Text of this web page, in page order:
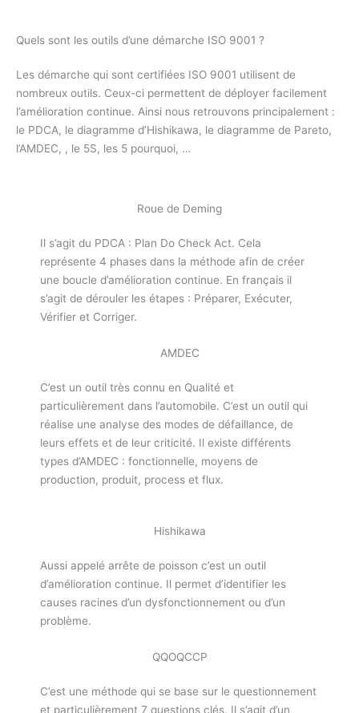
Quels sont les outils d’une démarche ISO 9001 ?
Les démarche qui sont certifiées ISO 9001 utilisent de
nombreux outils. Ceux-ci permettent de déployer facilement
l’amélioration continue. Ainsi nous retrouvons principalement :
le PDCA, le diagramme d’Hishikawa, le diagramme de Pareto,
l’AMDEC, , le 5S, les 5 pourquoi, …
Roue de Deming
Il s’agit du PDCA : Plan Do Check Act. Cela
représente 4 phases dans la méthode afin de créer
une boucle d’amélioration continue. En français il
s’agit de dérouler les étapes : Préparer, Exécuter,
Vérifier et Corriger.
AMDEC
C’est un outil très connu en Qualité et
particulièrement dans l’automobile. C’est un outil qui
réalise une analyse des modes de défaillance, de
leurs effets et de leur criticité. Il existe différents
types d’AMDEC : fonctionnelle, moyens de
production, produit, process et flux.
Hishikawa
Aussi appelé arrête de poisson c’est un outil
d’amélioration continue. Il permet d’identifier les
causes racines d’un dysfonctionnement ou d’un
problème.
QQOQCCP
C’est une méthode qui se base sur le questionnement
et particulièrement 7 questions clés. Il s’agit d’un